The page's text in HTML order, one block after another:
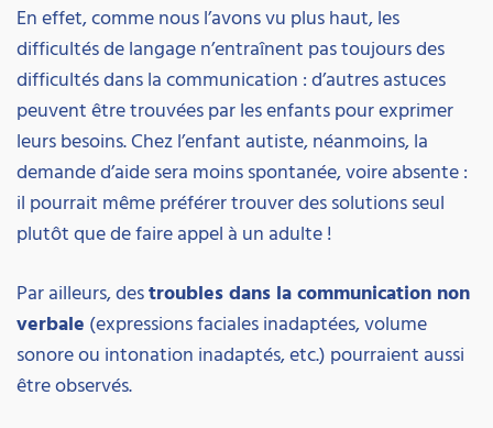
En effet, comme nous l’avons vu plus haut, les
difficultés de langage n’entraînent pas toujours des
difficultés dans la communication : d’autres astuces
peuvent être trouvées par les enfants pour exprimer
leurs besoins. Chez l’enfant autiste, néanmoins, la
demande d’aide sera moins spontanée, voire absente :
il pourrait même préférer trouver des solutions seul
plutôt que de faire appel à un adulte !
Par ailleurs, destroubles dans la communication non
verbale (expressions faciales inadaptées, volume
sonore ou intonation inadaptés, etc.) pourraient aussi
être observés.